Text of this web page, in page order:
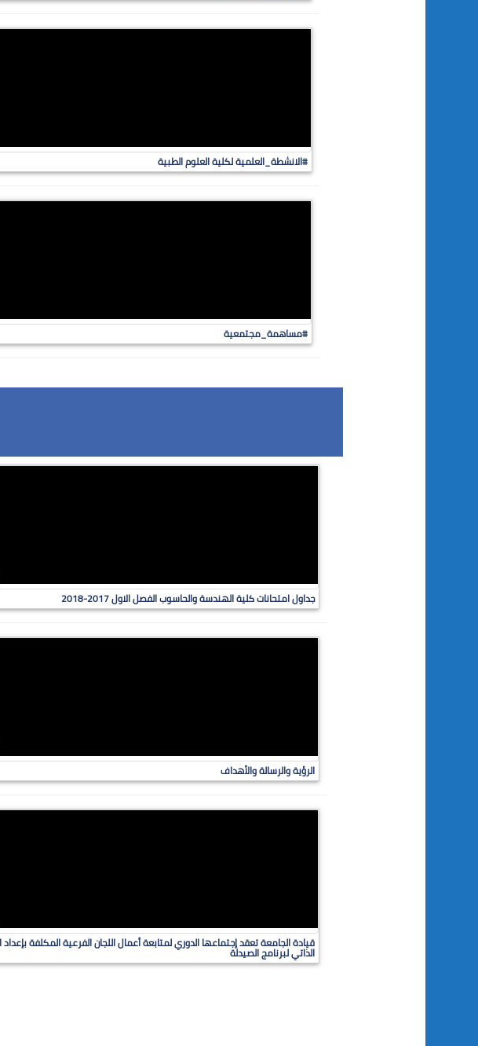
#الانشطة_العلمية لكلية العلوم الطبية
#مساهمة_مجتمعية
جداول امتحانات كلية الهندسة والحاسوب الفصل الاول 2017-2018
الرؤية والرسالة والأهداف
قيادة الجامعة تعقد إجتماعها الدوري لمتابعة أعمال اللجان الفرعية المكلفة بإعداد
الذاتي لبرنامج الصيدلة